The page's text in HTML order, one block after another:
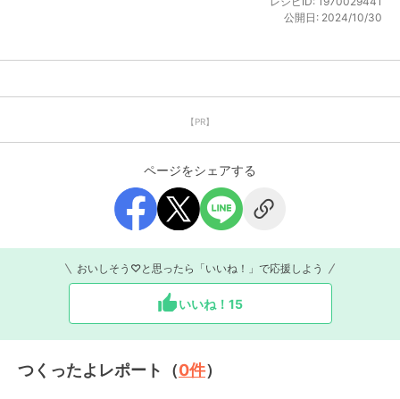
公開日: 2024/10/30
【PR】
ページをシェアする
おいしそう♡と思ったら「いいね！」で応援しよう
いいね！ 15
つくったよレポート（0件）